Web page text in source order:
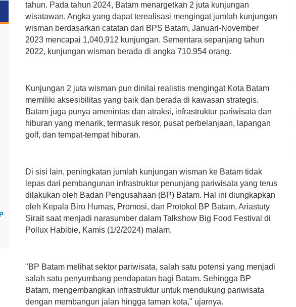
tahun. Pada tahun 2024, Batam menargetkan 2 juta kunjungan
wisatawan. Angka yang dapat terealisasi mengingat jumlah kunjungan
wisman berdasarkan catatan dari BPS Batam, Januari-November
2023 mencapai 1,040,912 kunjungan. Sementara sepanjang tahun
2022, kunjungan wisman berada di angka 710.954 orang.
Kunjungan 2 juta wisman pun dinilai realistis mengingat Kota Batam
memiliki aksesibilitas yang baik dan berada di kawasan strategis.
Batam juga punya amenintas dan atraksi, infrastruktur pariwisata dan
hiburan yang menarik, termasuk resor, pusat perbelanjaan, lapangan
golf, dan tempat-tempat hiburan.
Di sisi lain, peningkatan jumlah kunjungan wisman ke Batam tidak
lepas dari pembangunan infrastruktur penunjang pariwisata yang terus
dilakukan oleh Badan Pengusahaan (BP) Batam. Hal ini diungkapkan
oleh Kepala Biro Humas, Promosi, dan Protokol BP Batam, Ariastuty
Sirait saat menjadi narasumber dalam Talkshow Big Food Festival di
Pollux Habibie, Kamis (1/2/2024) malam.
"BP Batam melihat sektor pariwisata, salah satu potensi yang menjadi
salah satu penyumbang pendapatan bagi Batam. Sehingga BP
Batam, mengembangkan infrastruktur untuk mendukung pariwisata
dengan membangun jalan hingga taman kota," ujarnya.